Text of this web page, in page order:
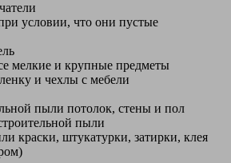
условии, что они пустые
мелкие и крупные предметы
и чехлы с мебели
пыли потолок, стены и пол
пыли
краски, штукатурки, затирки, клея